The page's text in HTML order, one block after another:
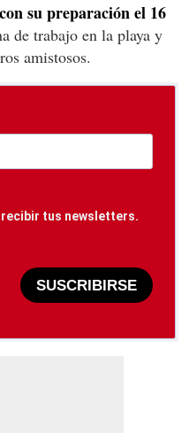
su preparación el 16
de trabajo en la playa y
amistosos.
tus newsletters.
SUSCRIBIRSE